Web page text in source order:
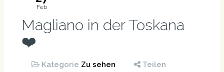
Feb
Magliano in der Toskana
❤️
Kategorie Zu sehen Teilen